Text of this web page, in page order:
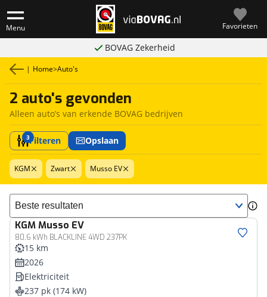
Menu Favorieten
BOVAG Zekerheid
| Home>Auto's
2 auto's gevonden
Alleen auto’s van erkende BOVAG bedrijven
3Filteren Opslaan
KGM Zwart Musso EV
Sorteer resultaten
KGMMusso EV
80,6 kWh BLACKLINE 4WD 237PK
Zakelijk voertuig
15 km
2026
Elektriciteit
237 pk (174 kW)